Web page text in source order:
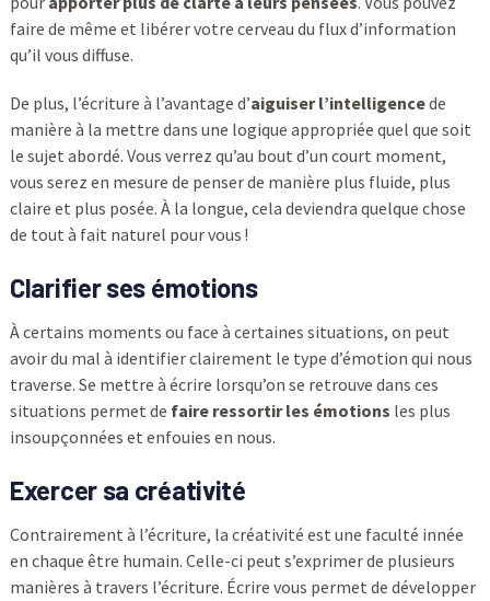
faire de même et libérer votre cerveau du flux d’information
qu’il vous diffuse.
De plus, l’écriture à l’avantage d’aiguiser l’intelligencede
manière à la mettre dans une logique appropriée quel que soit
le sujet abordé. Vous verrez qu’au bout d’un court moment,
vous serez en mesure de penser de manière plus fluide, plus
claire et plus posée. À la longue, cela deviendra quelque chose
de tout à fait naturel pour vous !
Clarifier ses émotions
À certains moments ou face à certaines situations, on peut
avoir du mal à identifier clairement le type d’émotion qui nous
traverse. Se mettre à écrire lorsqu’on se retrouve dans ces
situations permet de faire ressortir les émotions les plus
insoupçonnées et enfouies en nous.
Exercer sa créativité
Contrairement à l’écriture, la créativité est une faculté innée
en chaque être humain. Celle-ci peut s’exprimer de plusieurs
manières à travers l’écriture. Écrire vous permet de développer